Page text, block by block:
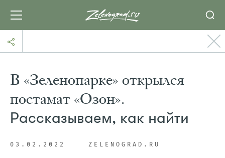
В «Зеленопарке» открылся
постамат «Озон».
Рассказываем, как найти
03.02.2022 ZELENOGRAD.RU